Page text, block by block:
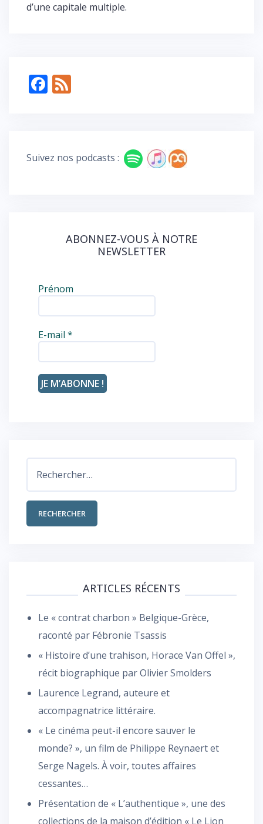
d’une capitale multiple.
F
o
Suivez nos podcasts :
ABONNEZ-VOUS À NOTRE
NEWSLETTER
Prénom
E-mail *
ARTICLES RÉCENTS
Le « contrat charbon » Belgique-Grèce,
raconté par Fébronie Tsassis
« Histoire d’une trahison, Horace Van Offel »,
récit biographique par Olivier Smolders
Laurence Legrand, auteure et
accompagnatrice littéraire.
« Le cinéma peut-il encore sauver le
monde? », un film de Philippe Reynaert et
Serge Nagels. À voir, toutes affaires
cessantes…
Présentation de « L’authentique », une des
collections de la maison d’édition « Le Lion